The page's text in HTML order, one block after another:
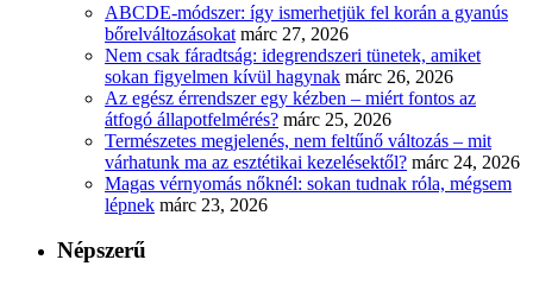
ABCDE‑módszer: így ismerhetjük fel korán a gyanús
bőrelváltozásokat márc 27, 2026
Nem csak fáradtság: idegrendszeri tünetek, amiket
sokan figyelmen kívül hagynak márc 26, 2026
Az egész érrendszer egy kézben – miért fontos az
átfogó állapotfelmérés? márc 25, 2026
Természetes megjelenés, nem feltűnő változás – mit
várhatunk ma az esztétikai kezelésektől? márc 24, 2026
Magas vérnyomás nőknél: sokan tudnak róla, mégsem
lépnek márc 23, 2026
Népszerű